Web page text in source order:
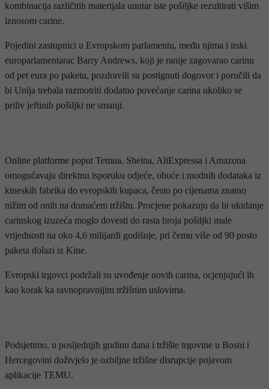
kombinacija različitih materijala unutar iste pošiljke rezultirati višim
iznosom carine.
Pojedini zastupnici u Evropskom parlamentu, među njima i irski
europarlamentarac Barry Andrews, koji je ranije zagovarao carinu
od pet eura po paketu, pozdravili su postignuti dogovor i poručili da
bi Unija trebala razmotriti dodatno povećanje carina ukoliko se
priliv jeftinih pošiljki ne smanji.
Online platforme poput Temua, Sheina, AliExpressa i Amazona
omogućavaju direktnu isporuku odjeće, obuće i modnih dodataka iz
kineskih fabrika do evropskih kupaca, često po cijenama znatno
nižim od onih na domaćem tržištu. Procjene pokazuju da bi ukidanje
carinskog izuzeća moglo dovesti do rasta broja pošiljki male
vrijednosti na oko 4,6 milijardi godišnje, pri čemu više od 90 posto
paketa dolazi iz Kine.
Evropski trgovci podržali su uvođenje novih carina, ocjenjujući ih
kao korak ka ravnopravnijim tržišnim uslovima.
Podsjetimo, u posljednjih godinu dana i tržište trgovine u Bosni i
Hercegovini doživjelo je ozbiljne tržišne disrupcije pojavom
aplikacije TEMU.